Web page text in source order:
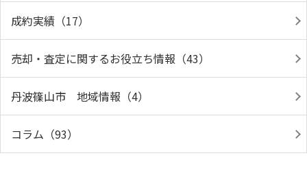
成約実績（17）
売却・査定に関するお役立ち情報（43）
丹波篠山市 地域情報（4）
コラム（93）